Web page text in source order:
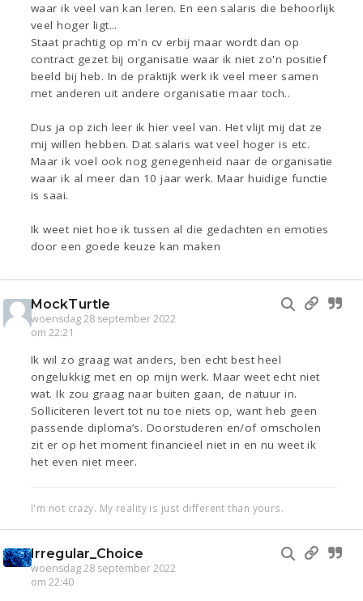
waar ik veel van kan leren. En een salaris die behoorlijk
veel hoger ligt...
Staat prachtig op m'n cv erbij maar wordt dan op
contract gezet bij organisatie waar ik niet zo'n positief
beeld bij heb. In de praktijk werk ik veel meer samen
met anderen uit andere organisatie maar toch..
Dus ja op zich leer ik hier veel van. Het vlijt mij dat ze
mij willen hebben. Dat salaris wat veel hoger is etc.
Maar ik voel ook nog genegenheid naar de organisatie
waar ik al meer dan 10 jaar werk. Maar huidige functie
is saai.
Ik weet niet hoe ik tussen al die gedachten en emoties
door een goede keuze kan maken
MockTurtle
woensdag 28 september 2022
om 22:21
Ik wil zo graag wat anders, ben echt best heel
ongelukkig met en op mijn werk. Maar weet echt niet
wat. Ik zou graag naar buiten gaan, de natuur in.
Solliciteren levert tot nu toe niets op, want heb geen
passende diploma’s. Doorstuderen en/of omscholen
zit er op het moment financieel niet in en nu weet ik
het even niet meer.
I'm not crazy. My reality is just different than yours.
Irregular_Choice
woensdag 28 september 2022
om 22:40